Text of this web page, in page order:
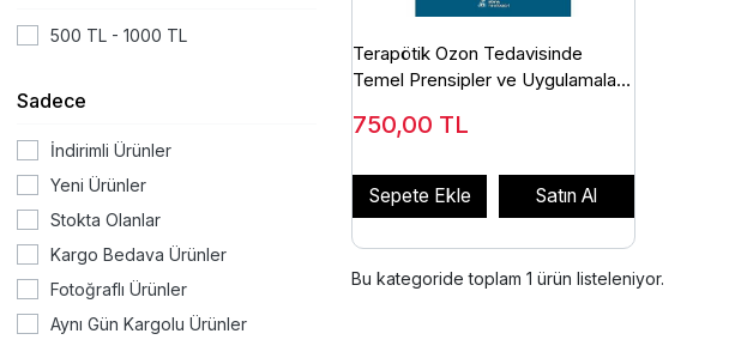
500 TL - 1000 TL
Sadece
İndirimli Ürünler
Yeni Ürünler
Stokta Olanlar
Kargo Bedava Ürünler
Fotoğraflı Ürünler
Aynı Gün Kargolu Ürünler
Terapötik Ozon Tedavisinde
Temel Prensipler ve Uygulamalar
750,00 TL
Sepete Ekle Satın Al
Bu kategoride toplam 1 ürün listeleniyor.